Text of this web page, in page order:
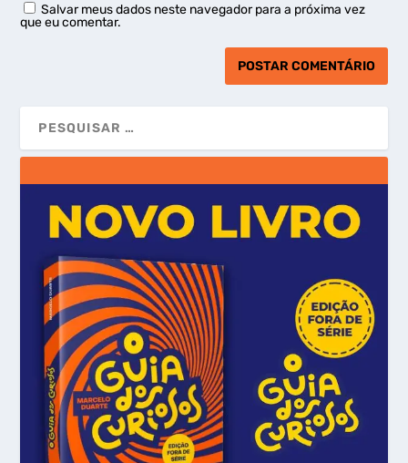
Salvar meus dados neste navegador para a próxima vez
que eu comentar.